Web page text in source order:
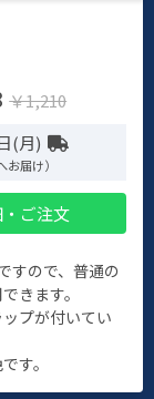
￥1,210
(月)
届け）
ご注文
すので、普通の
きます。
プが付いてい
す。